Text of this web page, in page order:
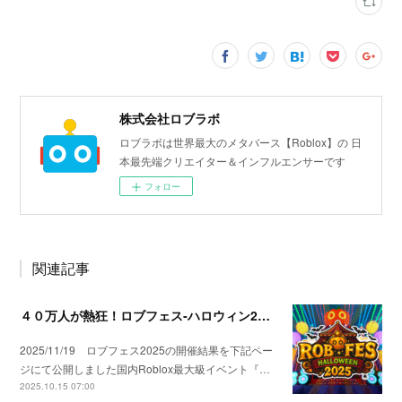
株式会社ロブラボ
ロブラボは世界最大のメタバース【Roblox】の 日
本最先端クリエイター＆インフルエンサーです
フォロー
関連記事
４０万人が熱狂！ロブフェス‐ハロウィン2025開催
2025/11/19 ロブフェス2025の開催結果を下記ペー
ジにて公開しました国内Roblox最大級イベント『…
2025.10.15 07:00